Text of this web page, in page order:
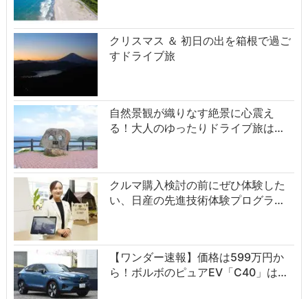
クリスマス ＆ 初日の出を箱根で過ご
すドライブ旅
自然景観が織りなす絶景に心震え
る！大人のゆったりドライブ旅は…
クルマ購入検討の前にぜひ体験した
い、日産の先進技術体験プログラ…
【ワンダー速報】価格は599万円か
ら！ボルボのピュアEV「C40」は…